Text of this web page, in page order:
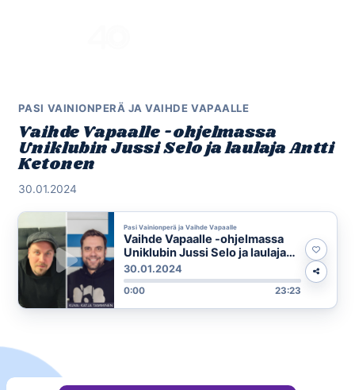
PASI VAINIONPERÄ JA VAIHDE VAPAALLE
Vaihde Vapaalle -ohjelmassa
Uniklubin Jussi Selo ja laulaja Antti
Ketonen
30.01.2024
Pasi Vainionperä ja Vaihde Vapaalle
Vaihde Vapaalle -ohjelmassa
Uniklubin Jussi Selo ja laulaja
Antti Ketonen
30.01.2024
0:00 23:23